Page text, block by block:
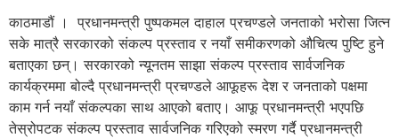
काठमाडौं । प्रधानमन्त्री पुष्पकमल दाहाल प्रचण्डले जनताको भरोसा जित्न
सके मात्रै सरकारको संकल्प प्रस्ताव र नयाँ समीकरणको औचित्य पुष्टि हुने
बताएका छन्। सरकारको न्यूनतम साझा संकल्प प्रस्ताव सार्वजनिक
कार्यक्रममा बोल्दै प्रधानमन्त्री प्रचण्डले आफूहरू देश र जनताको पक्षमा
काम गर्न नयाँ संकल्पका साथ आएको बताए। आफू प्रधानमन्त्री भएपछि
तेस्रोपटक संकल्प प्रस्ताव सार्वजनिक गरिएको स्मरण गर्दै प्रधानमन्त्री